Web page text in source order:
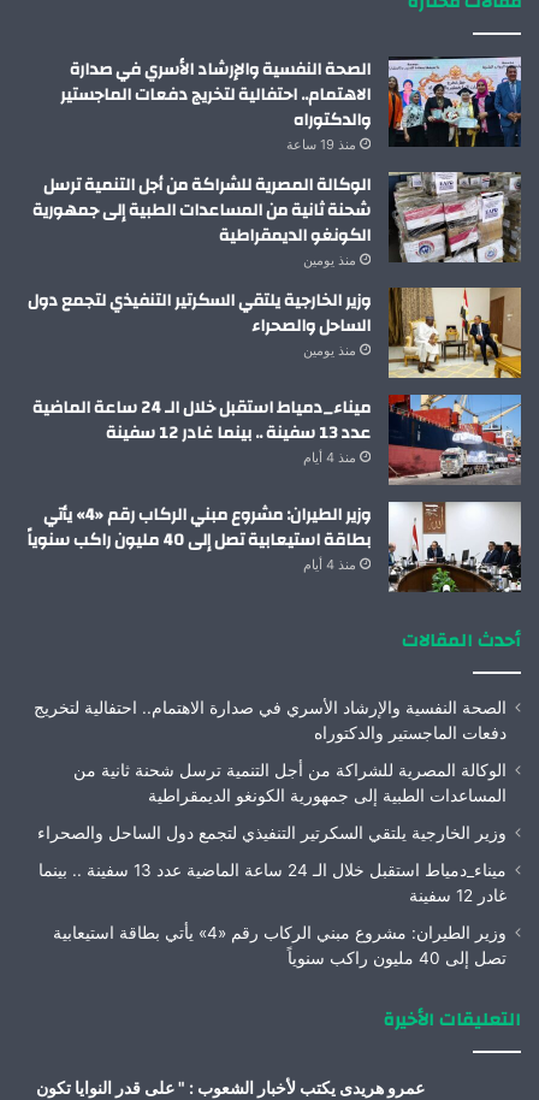
الصحة النفسية والإرشاد الأسري في صدارة
الاهتمام.. احتفالية لتخريج دفعات الماجستير
والدكتوراه
منذ 19 ساعة
الوكالة المصرية للشراكة من أجل التنمية ترسل
شحنة ثانية من المساعدات الطبية إلى جمهورية
الكونغو الديمقراطية
منذ يومين
وزير الخارجية يلتقي السكرتير التنفيذي لتجمع دول
الساحل والصحراء
منذ يومين
ميناء_دمياط استقبل خلال الـ 24 ساعة الماضية
عدد 13 سفينة .. بينما غادر 12 سفينة
منذ 4 أيام
وزير الطيران: مشروع مبني الركاب رقم «4» يأتي
بطاقة استيعابية تصل إلى 40 مليون راكب سنوياً
منذ 4 أيام
أحدث المقالات
الصحة النفسية والإرشاد الأسري في صدارة الاهتمام.. احتفالية لتخريج
دفعات الماجستير والدكتوراه
الوكالة المصرية للشراكة من أجل التنمية ترسل شحنة ثانية من
المساعدات الطبية إلى جمهورية الكونغو الديمقراطية
وزير الخارجية يلتقي السكرتير التنفيذي لتجمع دول الساحل والصحراء
ميناء_دمياط استقبل خلال الـ 24 ساعة الماضية عدد 13 سفينة .. بينما
غادر 12 سفينة
وزير الطيران: مشروع مبني الركاب رقم «4» يأتي بطاقة استيعابية
تصل إلى 40 مليون راكب سنوياً
التعليقات الأخيرة
عمرو هريدى يكتب لأخبار الشعوب : " على قدر النوايا تكون